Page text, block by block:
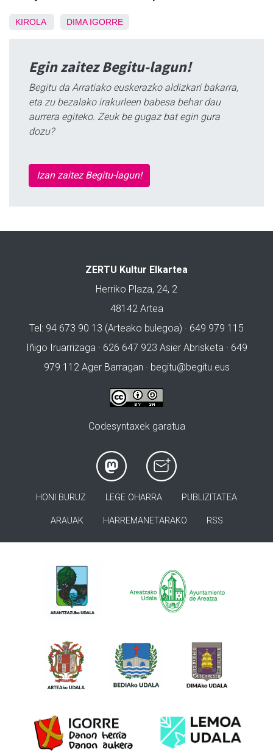
KIROLA DIMA IGORRE
Egin zaitez Begitu-lagun!
Begitu da Arratiako euskerazko aldizkari bakarra,
eta zu bezalako irakurleen babesa behar dau
aurrera egiteko. Zeuk be gugaz bat egin gura
dozu?
Izan zaitez Begitu-lagun!
ZERTU Kultur Elkartea
Herriko Plaza, 24, 2
48142 Artea
Tel: 94 673 90 13 (Arteako bulegoa) · 649 979 115
Iñigo Iruarrizaga · 626 647 923 Asier Abrisketa · 649
979 112 Ager Barragan · begitu@begitu.eus
Codesyntaxek garatua
HONI BURUZ LEGE OHARRA PUBLIZITATEA
ARAUAK HARREMANETARAKO RSS